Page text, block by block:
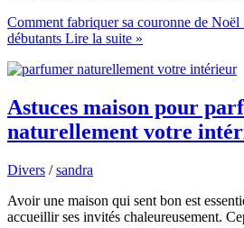
Comment fabriquer sa couronne de
débutants Lire la suite »
Astuces maison pour
naturellement votre
Divers /sandra
Avoir une maison qui sent bon est
accueillir ses invités chaleureusement.